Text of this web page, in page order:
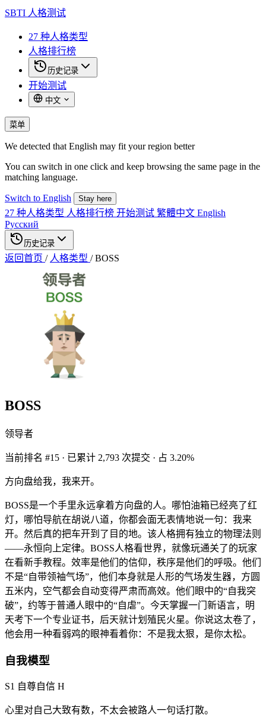
SBTI 人格测试
27 种人格类型
人格排行榜
历史记录
开始测试
中文
菜单
We detected that English may fit your region better
You can switch in one click and keep browsing the same page in the
matching language.
Switch to English Stay here
27 种人格类型 人格排行榜 开始测试 繁體中文 English
Русский
历史记录
返回首页 / 人格类型 / BOSS
BOSS
领导者
当前排名 #15 · 已累计 2,793 次提交 · 占 3.20%
方向盘给我，我来开。
BOSS是一个手里永远拿着方向盘的人。哪怕油箱已经亮了红
灯，哪怕导航在胡说八道，你都会面无表情地说一句：我来
开。然后真的把车开到了目的地。该人格拥有独立的物理法则
——永恒向上定律。BOSS人格看世界，就像玩通关了的玩家
在看新手教程。效率是他们的信仰，秩序是他们的呼吸。他们
不是“自带领袖气场”，他们本身就是人形的气场发生器，方圆
五米内，空气都会自动变得严肃而高效。他们眼中的“自我突
破”，约等于普通人眼中的“自虐”。今天掌握一门新语言，明
天考下一个专业证书，后天就计划殖民火星。你说这太卷了，
他会用一种看弱鸡的眼神看着你：不是我太狠，是你太松。
自我模型
S1 自尊自信 H
心里对自己大致有数，不太会被路人一句话打散。